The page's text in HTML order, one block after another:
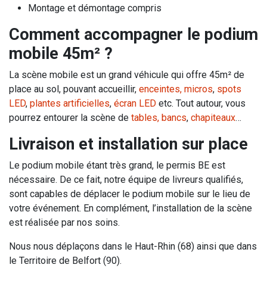
Montage et démontage compris
Comment accompagner le podium
mobile 45m² ?
La scène mobile est un grand véhicule qui offre 45m² de
place au sol, pouvant accueillir, enceintes, micros, spots
LED, plantes artificielles, écran LED etc. Tout autour, vous
pourrez entourer la scène de tables, bancs, chapiteaux…
Livraison et installation sur place
Le podium mobile étant très grand, le permis BE est
nécessaire. De ce fait, notre équipe de livreurs qualifiés,
sont capables de déplacer le podium mobile sur le lieu de
votre événement. En complément, l’installation de la scène
est réalisée par nos soins.
Nous nous déplaçons dans le Haut-Rhin (68) ainsi que dans
le Territoire de Belfort (90).